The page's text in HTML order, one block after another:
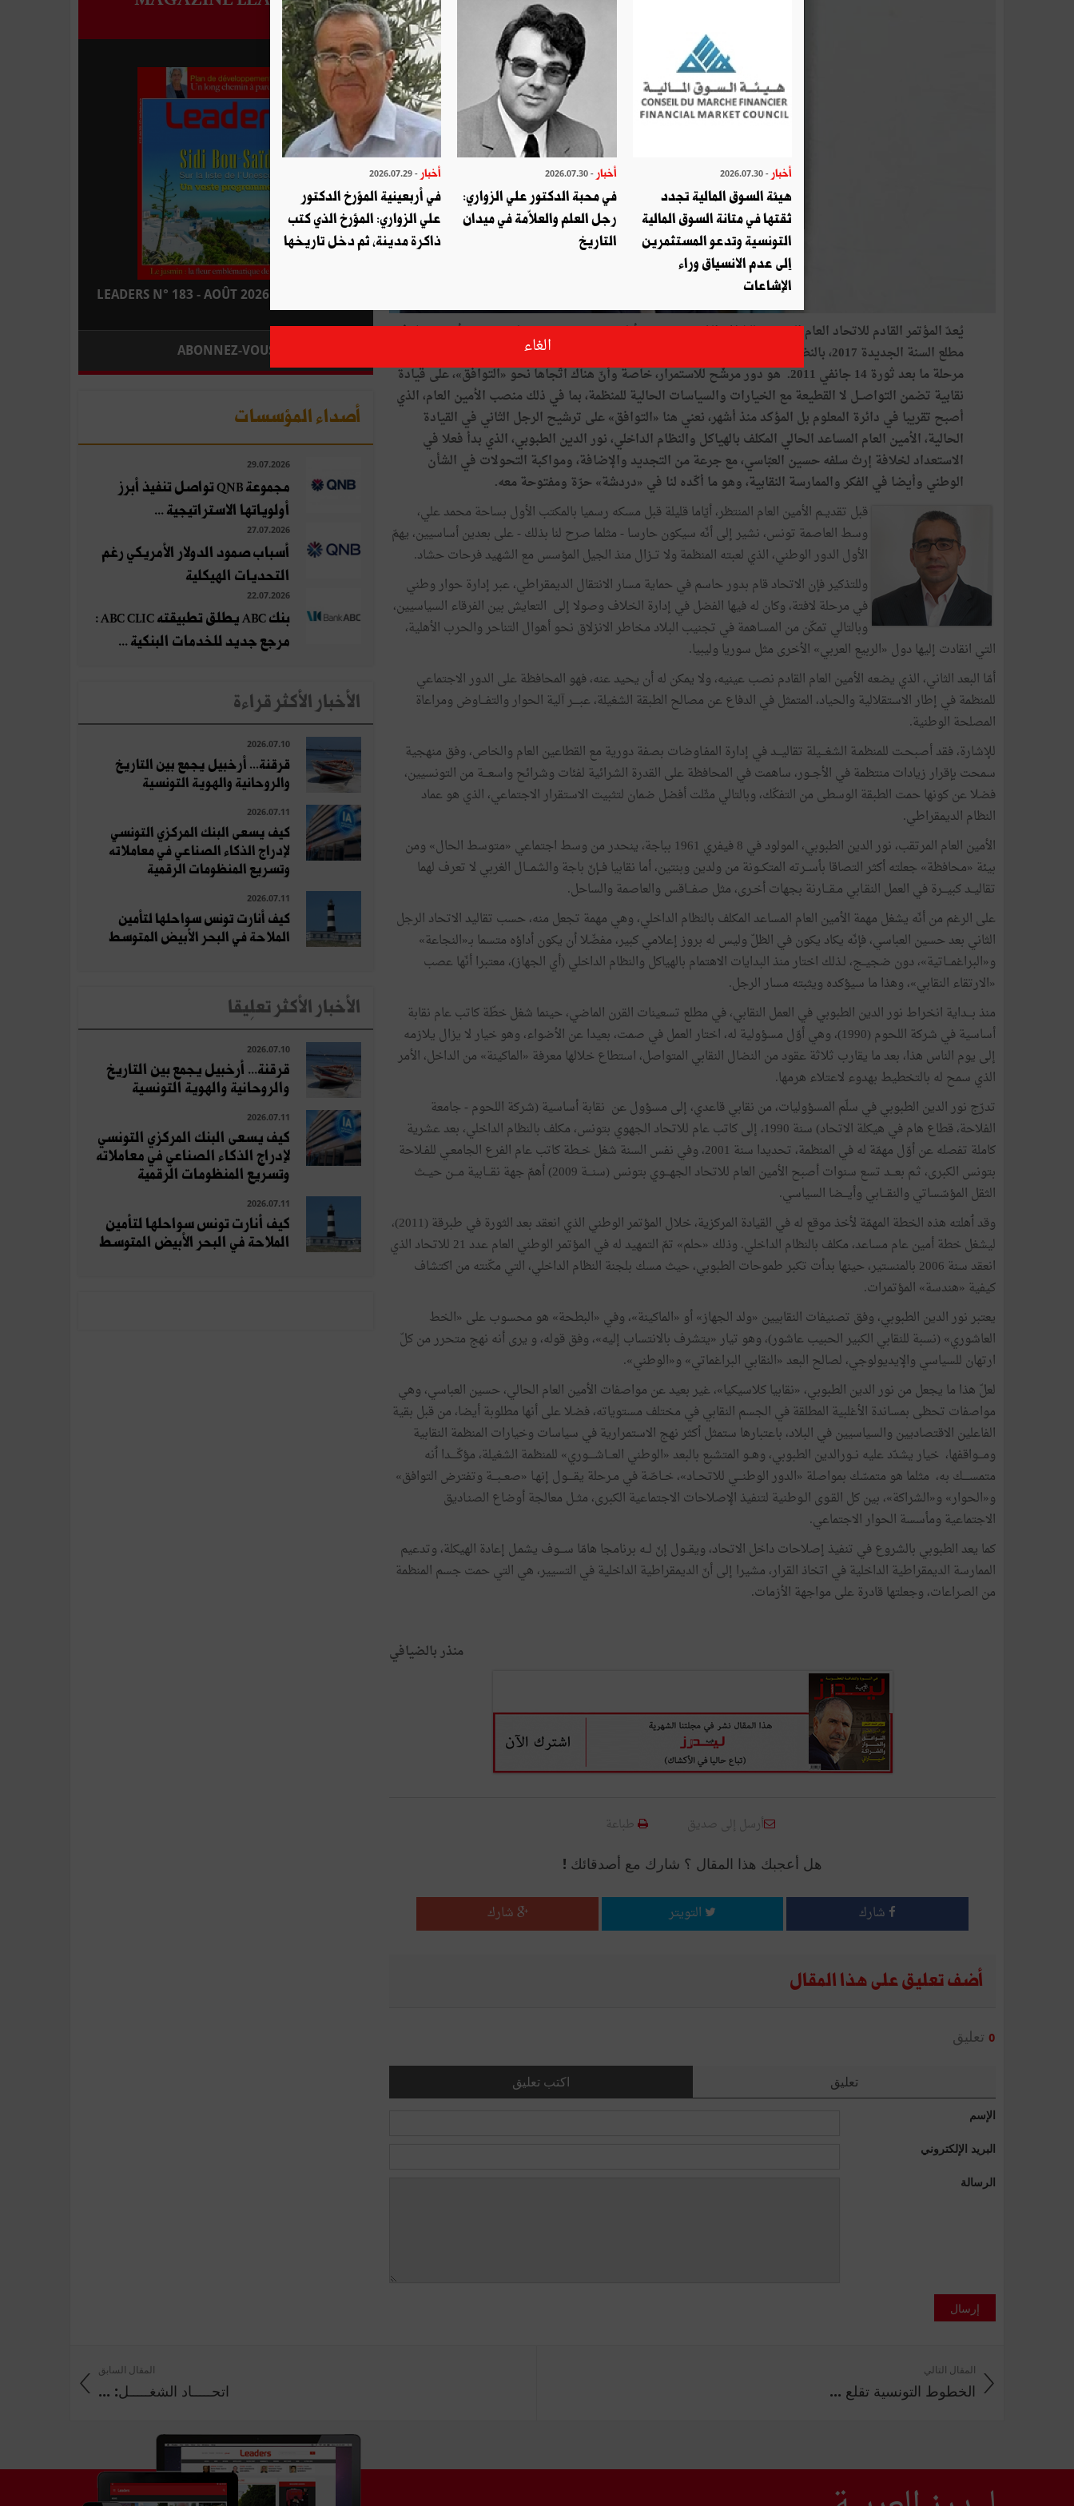
يُعدّ المؤتمرالقادم للاتحاد العامالتونسيللشغل،الذيتقرّرعقدهأيام22و23 و24 و25 جانفي2017، أبرزحدثفي
مطلع السنة الجديدة 2017، بالنظر الشغيلة،وهو
مرحلة ما بعد ثورة 14جانفي 2011
.هودورمرشّحللاستمرار،خاصةوأنّهناكاتّجاهانحو«التوافق»،علىقيادة
نقابية تضمن التواصــل لا القطيعة مع الخيارات والسياسات الحالية للمنظمة، بما في ذلك منصب الأمين العام، الذي
أصبح تقريبا في دائرة المعلوم بل المؤكد منذ أشهر، نعني هنا «التوافق»على ترشيح الرجل الثاني في القيادة
الحالية، الأمين العام المساعد الحالي المكلف بالهياكل والنظام الداخلي، نورالدين الطبوبي، الذي بدأ فعلا في
الاستعداد لخلافة إرث سلفهحسين العبّاسي، معجرعة من التجديد والإضافة، ومواكبة التحولات في الشأن
الوطني وأيضا في الفكروالممارسة النقابية، وهو ما أكّده لنا في «دردشة»حرّة ومفتوحة معه.
قبل تقديــم الأمين العام المنتظر،أيّاما قليلة قبل مسكه رسميا بالمكتب الأول بساحة محمد علي،
وسط العاصمة تونس، نشيرإلىأنّه سيكون حارسا - مثلما صرح لنا بذلك - على بعدينأساسيين، يهمّ
الأول الدورالوطني، الذي لعبته المنظمة ولا تــزال منذ الجيل المؤسس مع الشهيد فرحات حشاد.
وللتذكيرفإن الاتحاد قام بدورحاسم في حماية مسارالانتقال الديمقراطي، عبرإدارة حواروطني
في مرحلة لافتة، وكان له فيها الفضل في إدارة الخلاف وصولا إلى التعايش بين الفرقاء السياسيين،
وبالتالي تمكّن من المساهمة في تجنيب البلاد مخاطرالانزلاق نحوأهوال التناحروالحرب الأهلية،
التي انقادت إليهادول «الربيع العربي» الأخرى مثل سوريا وليبيا.
أمّا البعد الثاني، الذي يضعه الأمين العام القادم نصب عينيه، ولا يمكن لهأن يحيد عنه، فهو المحافظة على الدورالاجتماعي
للمنظمة في إطارالاستقلالية والحياد، المتمثل في الدفاع عن مصالح الطبقة الشغيلة، عبــــرآلية الحواروالتفـــاوض ومراعاة
المصلحة الوطنية.
للإشارة، فقدأصبحـت للمنظمـة الشغـــيلة تقاليـــد في إدارة المفـاوضات بصفة دورية مع القطاعين العام والخاص، وفق منهجية
سمحت بإقرارزيادات منتظمة في الأجــور، ساهمت في المحافظة على القدرة الشرائية لفئات وشرائح واسعـــة من التونسيين،
فضلا عنكونها حمت الطبقة الوسطى من التفكّك، وبالتالي مثّلتأفضل ضمان لتثبيت الاستقرارالاجتماعي، الذي هو عماد
النظام الديمقراطي.
الأمين العام المرتقب، نورالدين الطبوبي، المولود في 8 فيفري 1961 بباجة، ينحدرمن وسط اجتماعي «متوسط الحال» ومن
بيئة «محافظة» جعلتهأكثرالتصاقا بأســرته المتكــونة من ولدين وبنتين،أما نقابيا فــإنّ باجة والشمـــال الغربي لا تعرف لهما
تقاليــدكبيـــرة في العمل النقـابي مـقـــارنة بجهاتأخـرى، مثل صفـــاقس والعاصمة والساحل.
على الرغم منأنّه يشغل مهمة الأمين العام المساعد المكلف بالنظام الداخلي، وهي مهمة تجعل منه، حسب تقاليد الاتحاد الرجل
الثاني بعد حسين العباسي، فإنّه يكاد يكون في الظلّ وليس له بروزإعلاميكبير، مفضّلاأن يكونأداؤه متسما بـ«النجاعة»
و«البراغمـــاتية»،دون ضجيــج، لـذلك اختارمنذ البدايات الاهتمام بالهياكل والنظام الداخلي (أي الجهاز)، معتبراأنّها عصب
«الارتقاء النقابي»، وهذا ما سيؤكده ويثبته مسارالرجل.
منذ بـــداية انخراط نورالدين الطبوبي في العمل النقابي، في مطلع تسعينات القرن الماضي، حينما شغل خطّة كاتب عام نقابة
أساسية في شركة اللحوم (
1990
)، وهيأوّل مسؤولية له، اختارالعمل في صمت، بعيدا عن الأضواء، وهو خيارلا يزال يلازمه
إلى يوم الناس هذا، بعد ما يقارب ثلاثة عقود من النضال النقابي المتواصل، استطاع خلالها معرفة «الماكينة» من الداخل، الأمر
الذي سمح له بالتخطيط بهدوء لاعتلاء هرمها.
تدرّج نورالدين الطبوبي في سلّم المسؤوليات، من نقابي قاعدي، إلى مسؤول عن نقابة أساسية (شركة اللحوم - جامعة
الفلاحة، قطاع هام في هيكلة الاتحاد) سنة 1990، إلىكاتب عام للاتحاد الجهوي بتونس، مكلف بالنظام الداخلي، بعد عشرية
كاملة تفصله عنأوّل مهمّة له في المنظمة، تحديدا سنة 2001، وفي نفس السنة شغل خــطة كاتب عام الفرع الجامعـي للفـلاحة
بتونس الكبرى، ثـم بعـــد تسع سنواتأصبح الأمين العام للاتحاد الجهـــوي بتونس (سنـــة 2009
)أهمّ جهة نقـــابية مـــن حيــث
الثقل المؤسّساتي والنقـــابي وأيـــضا السياسي.
وقدٲهلته هذه الخطة المهمّة لأخذ موقع له في القيادة المركزية، خلال المؤتمرالوطني الذي انعقد بعد الثورة في طبرقة (
2011
)،
ليشغل خطة أمين عام مساعد، مكلف بالنظام الداخلي. وذلك «حلم» تمّ التمهيد له في المؤتمرالوطني العام عدد 21 للاتحاد الذي
انعقد سنة 2006 بالمنستير، حينها بدأت تكبرطموحات الطبوبي، حيث مسك بلجنة النظام الداخلي، التي مكّنته من اكتشاف
كيفية «هندسة» المؤتمرات.
يعتبرنورالدين الطبوبي، وفق تصنيفات النقابيين «ولد الجهاز»أو «الماكينة»، وفي «البطحة» هو محسوب على «الخط
العاشوري»
(نسبة للنقابي الكبيرالحبيب عاشور)، وهو تيار«يتشرف بالانتساب إليه»، وفق قوله، و يرىأنه نهج متحررمنكلّ
ارتهان للسياسي والإيديولوجي، لصالح البعد «النقابي البراغماتي» و«الوطني»
.
لعلّ هذا ما يجعل من نورالدين الطبوبي، «نقابياكلاسيكيا»، غيربعيد عن مواصفات الأمين العام الحالي، حسين العباسي، وهي
مواصفات تحظى بمساندة الأغلبية المطلقة في الجسم النقابي في مختلف مستوياته، فضلا علىأنها مطلوبة أيضا، من قبل بقية
الفاعلين الاقتصاديين والسياسيين في البلاد، باعتبارها ستمثلأكثرنهج الاستمرارية في سياسات وخيارات المنظمة النقابية
ومـــواقفها، خياريشدّد عليه نــورالدين الطبوبي، وهــو المتشبع بالبعد «الوطني العـــاشــــوري» للمنظمة الشغيلة، مؤكّــــداٲنه
متمســــك به، مثلما هو متمسّك بمواصلة «الدورالوطنـــي للاتحــاد»، خــاصّة في مـرحلة يقــــول إنهـا «صعــبـــة وتفترض التوافق»
و«الحوار» و«الشراكة»، بينكل القـوى الـوطنية لتنفيذ الإصلاحات الاجتماعية الكبرى، مثــل معالجة أوضاع الصنـاديق
الاجتماعية ومأسسة الحوارالاجتماعي.
كما يعد الطبوبي بالشروع في تنفيذ إصلاحاتداخل الاتحاد، ويقــول إنّ لــه برنامجا هامّا ســـوف يشمـل إعادة الهيكلة، وتدعيم
الممارسة الديمقراطية الداخلية في اتخاذ القرار، مشيرا إلىأنّ الديمقراطية الداخلية في التسيير، هي التي حمت جسم المنظمة
من الصراعات، وجعلتها قادرة على مواجهة الأزمات.
منذربالضيافي
أرسل إلى صديق طباعة
هل أعجبك هذا المقال ؟ شارك مع أصدقائك !
شارك التويتر شارك
أضف تعليق على هذا المقال
0 تعليق
اكتب تعليق تعليق
الإسم
البريد الإلكتروني
الرسالة
إرسال
LEADERS N° 183 - AOÛT 2026 : EN KIOSQUE
ABONNEZ-VOUS
أصداء المؤسسات
29.07.2026
مجموعة QNB تواصل تنفيذ أبرز
أولوياتها الاستراتيجية ...
27.07.2026
أسباب صمود الدولار الأمريكي رغم
التحديات الهيكلية
22.07.2026
بنك ABC يطلق تطبيقته ABC CLIC :
مرجع جديد للخدمات البنكية ...
الأخبار الأكثر قراءة
2026.07.10
قرقنة... أرخبيل يجمع بين التاريخ
والروحانية والهوية التونسية
2026.07.11
كيف يسعى البنك المركزي التونسي
لإدراج الذكاء الصناعي في معاملاته
وتسريع المنظومات الرقمية
2026.07.11
كيف أنارت تونس سواحلها لتأمين
الملاحة في البحر الأبيض المتوسط
الأخبار الأكثر تعلِيقا
2026.07.10
قرقنة... أرخبيل يجمع بين التاريخ
والروحانية والهوية التونسية
2026.07.11
كيف يسعى البنك المركزي التونسي
لإدراج الذكاء الصناعي في معاملاته
وتسريع المنظومات الرقمية
2026.07.11
كيف أنارت تونس سواحلها لتأمين
الملاحة في البحر الأبيض المتوسط
المقال السابق
اتحـــــاد الشغـــــل: ...
المقال التالي
الخطوط التونسية تقلع ...
أخبار - 2026.07.30
هيئة السوق المالية تجدد
ثقتها في متانة السوق المالية
التونسية وتدعو المستثمرين
إلى عدم الانسياق وراء
الإشاعات
أخبار - 2026.07.30
في محبة الدكتور علي الزواري:
رجل العلم والعلاّمة في ميدان
التاريخ
أخبار - 2026.07.29
في أربعينية المؤرخ الدكتور
علي الزواري: المؤرخ الذي كتب
ذاكرة مدينة، ثم دخل تاريخها
الغاء